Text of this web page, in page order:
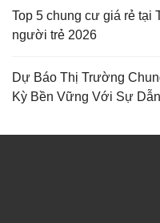
Top 5 chung cư giá rẻ tại
người trẻ 2026
Dự Báo Thị Trường
Kỳ Bền Vững Với Sự